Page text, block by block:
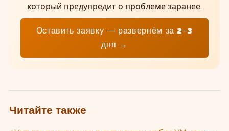
который предупредит о проблеме заранее.
Оставить заявку — развернём за 2–3
дня →
Читайте также